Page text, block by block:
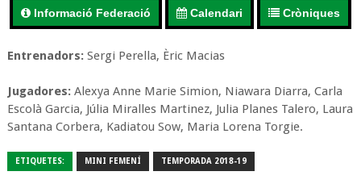
Informació Federació Calendari Cròniques
Entrenadors: Sergi Perella, Èric Macias
Jugadores: Alexya Anne Marie Simion, Niawara Diarra, Carla
Escolà Garcia, Júlia Miralles Martinez, Julia Planes Talero, Laura
Santana Corbera, Kadiatou Sow, Maria Lorena Torgie.
ETIQUETES: MINI FEMENÍ TEMPORADA 2018-19